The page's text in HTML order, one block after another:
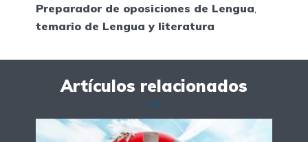
Preparador de oposiciones de Lengua
temario de Lengua y literatura
Artículos relacionados